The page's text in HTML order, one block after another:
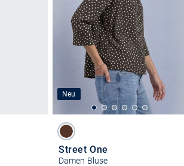
Neu
Street One
Damen Bluse